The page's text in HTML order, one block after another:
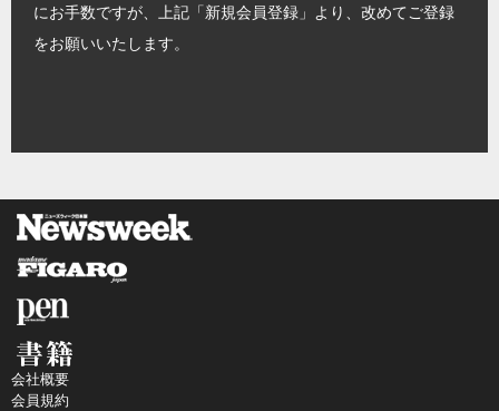
にお手数ですが、上記「新規会員登録」より、改めてご登録
をお願いいたします。
会社概要
会員規約